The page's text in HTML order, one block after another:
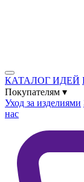
КАТАЛОГ ИДЕЙ
Покупателям ▾
Уход за изделиями
нас